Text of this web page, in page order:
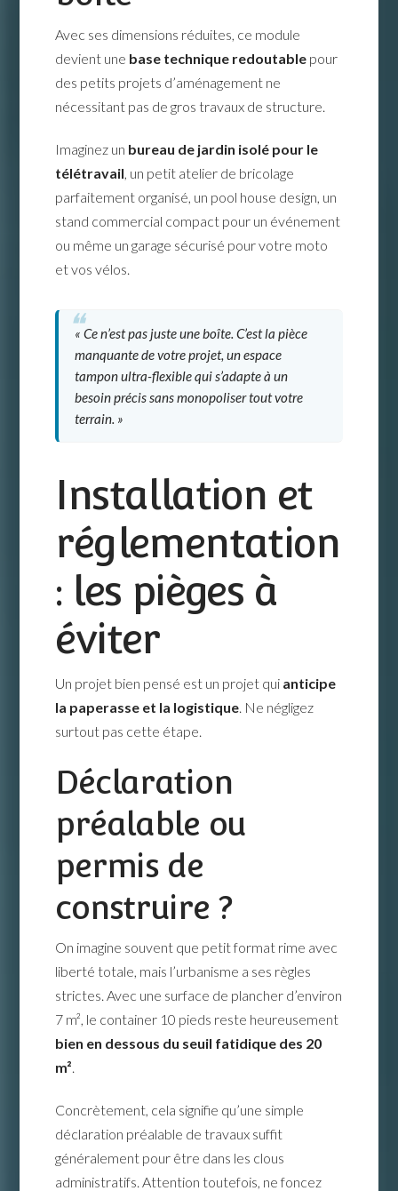
Avec ses dimensions réduites, ce module
devient une base technique redoutable pour
des petits projets d’aménagement ne
nécessitant pas de gros travaux de structure.
Imaginez un bureau de jardin isolé pour le
télétravail , un petit atelier de bricolage
parfaitement organisé, un pool house design, un
stand commercial compact pour un événement
ou même un garage sécurisé pour votre moto
et vos vélos.
« Ce n’est pas juste une boîte. C’est la pièce
manquante de votre projet, un espace
tampon ultra-flexible qui s’adapte à un
besoin précis sans monopoliser tout votre
terrain. »
Installation et
réglementation
: les pièges à
éviter
Un projet bien pensé est un projet qui anticipe
la paperasse et la logistique . Ne négligez
surtout pas cette étape.
Déclaration
préalable ou
permis de
construire ?
On imagine souvent que petit format rime avec
liberté totale, mais l’urbanisme a ses règles
strictes. Avec une surface de plancher d’environ
7 m², le container 10 pieds reste heureusement
bien en dessous du seuil fatidique des 20
m².
Concrètement, cela signifie qu’une simple
déclaration préalable de travaux suffit
généralement pour être dans les clous
administratifs. Attention toutefois, ne foncez